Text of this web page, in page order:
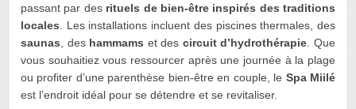
passant par des rituels de bien-être inspirés des traditions
locales . Les installations incluent des piscines thermales, des
saunas , des hammams et des circuit d’hydrothérapie . Que
vous souhaitiez vous ressourcer après une journée à la plage
ou profiter d’une parenthèse bien-être en couple, le Spa Miilé
est l’endroit idéal pour se détendre et se revitaliser.